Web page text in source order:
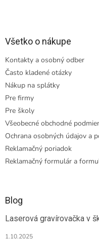
Všetko o nákupe
Kontakty a osobný odber
Často kladené otázky
Nákup na splátky
Pre firmy
Pre školy
Všeobecné obchodné
Ochrana osobných údajov a
Reklamačný poriadok
Reklamačný formulár a
Blog
Laserová gravírovačka v
1.10.2025